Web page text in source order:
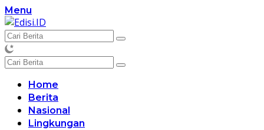
Langsung
ke
konten
Menu
Home
Berita
Nasional
Lingkungan